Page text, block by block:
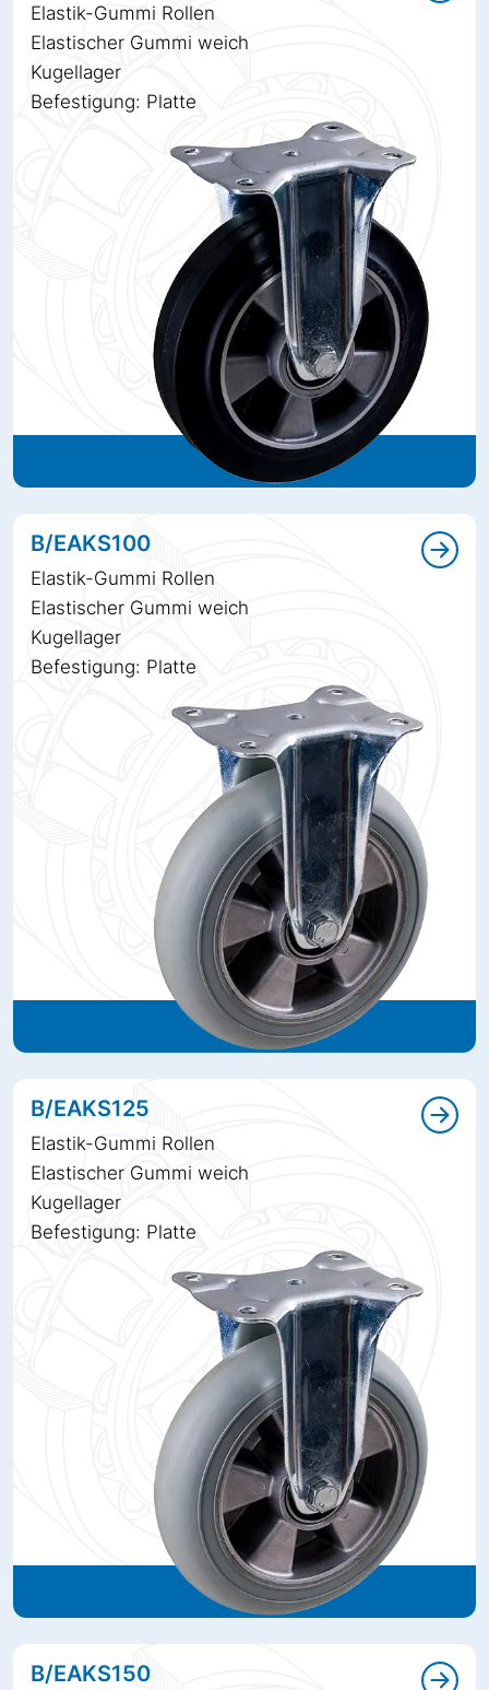
Elastik-Gummi Rollen
Elastischer Gummi weich
Kugellager
Befestigung: Platte
B/EAKS100
Elastik-Gummi Rollen
Elastischer Gummi weich
Kugellager
Befestigung: Platte
B/EAKS125
Elastik-Gummi Rollen
Elastischer Gummi weich
Kugellager
Befestigung: Platte
B/EAKS150